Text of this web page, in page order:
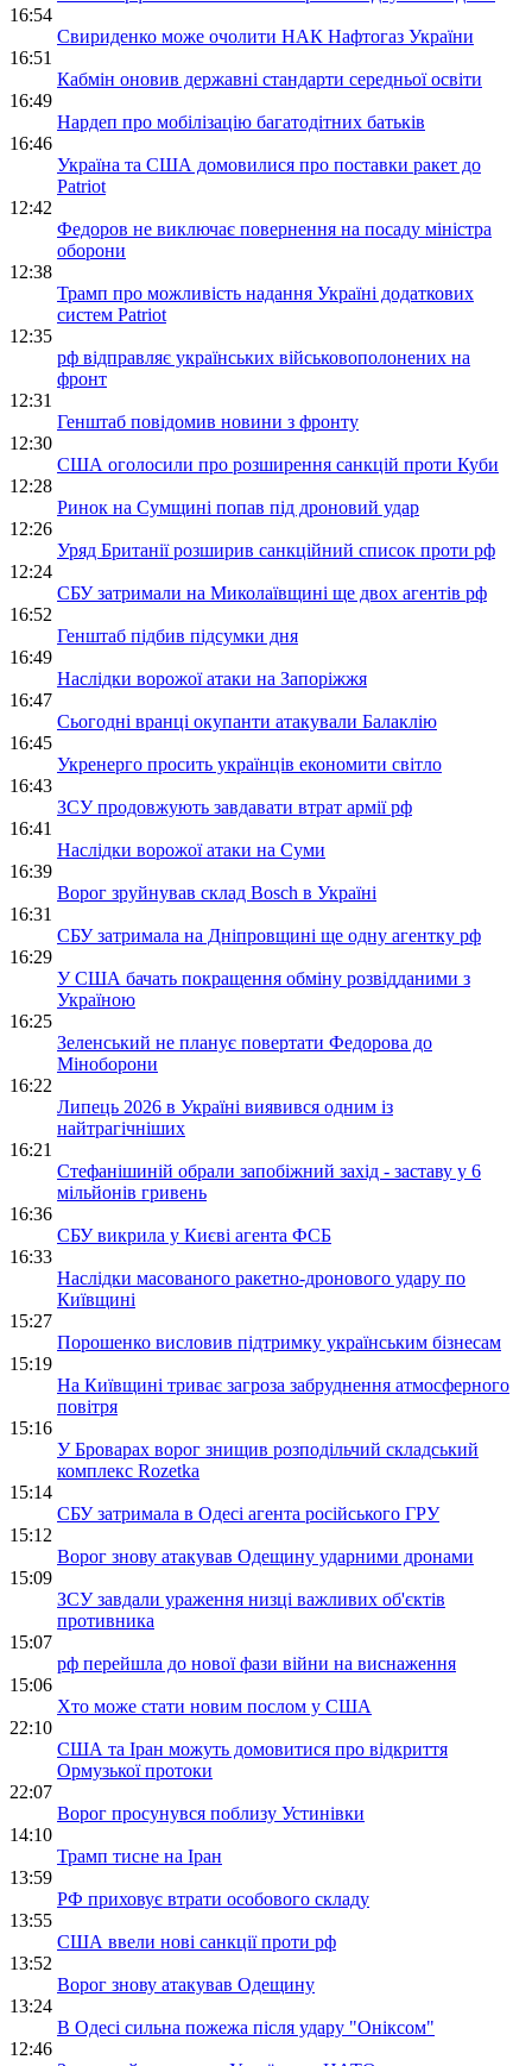
16:54
Свириденко може очолити НАК Нафтогаз України
16:51
Кабмін оновив державні стандарти середньої освіти
16:49
Нардеп про мобілізацію багатодітних батьків
16:46
Україна та США домовилися про поставки ракет до
Patriot
12:42
Федоров не виключає повернення на посаду міністра
оборони
12:38
Трамп про можливість надання Україні додаткових
систем Patriot
12:35
рф відправляє українських військовополонених на
фронт
12:31
Генштаб повідомив новини з фронту
12:30
США оголосили про розширення санкцій проти Куби
12:28
Ринок на Сумщині попав під дроновий удар
12:26
Уряд Британії розширив санкційний список проти рф
12:24
СБУ затримали на Миколаївщині ще двох агентів рф
16:52
Генштаб підбив підсумки дня
16:49
Наслідки ворожої атаки на Запоріжжя
16:47
Сьогодні вранці окупанти атакували Балаклію
16:45
Укренерго просить українців економити світло
16:43
ЗСУ продовжують завдавати втрат армії рф
16:41
Наслідки ворожої атаки на Суми
16:39
Ворог зруйнував склад Bosch в Україні
16:31
СБУ затримала на Дніпровщині ще одну агентку рф
16:29
У США бачать покращення обміну розвідданими з
Україною
16:25
Зеленський не планує повертати Федорова до
Міноборони
16:22
Липець 2026 в Україні виявився одним із
найтрагічніших
16:21
Стефанішиній обрали запобіжний захід - заставу у 6
мільйонів гривень
16:36
СБУ викрила у Києві агента ФСБ
16:33
Наслідки масованого ракетно-дронового удару по
Київщині
15:27
Порошенко висловив підтримку українським бізнесам
15:19
На Київщині триває загроза забруднення атмосферного
повітря
15:16
У Броварах ворог знищив розподільчий складський
комплекс Rozetka
15:14
СБУ затримала в Одесі агента російського ГРУ
15:12
Ворог знову атакував Одещину ударними дронами
15:09
ЗСУ завдали ураження низці важливих об'єктів
противника
15:07
рф перейшла до нової фази війни на виснаження
15:06
Хто може стати новим послом у США
22:10
США та Іран можуть домовитися про відкриття
Ормузької протоки
22:07
Ворог просунувся поблизу Устинівки
14:10
Трамп тисне на Іран
13:59
РФ приховує втрати особового складу
13:55
США ввели нові санкції проти рф
13:52
Ворог знову атакував Одещину
13:24
В Одесі сильна пожежа після удару "Оніксом"
12:46